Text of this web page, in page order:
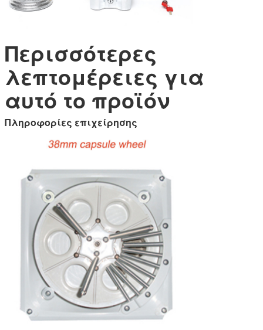
Περισσότερες
λεπτομέρειες για
αυτό το προϊόν
Πληροφορίες επιχείρησης